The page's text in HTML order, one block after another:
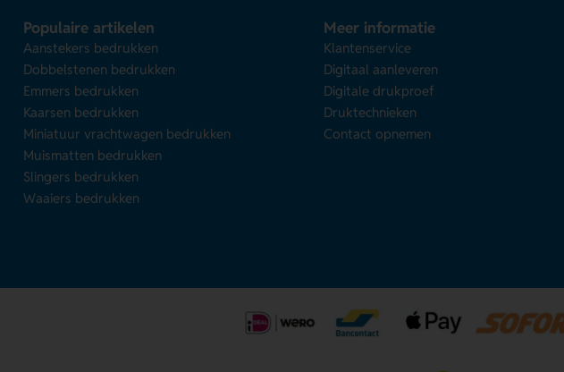
Populaire artikelen
Aanstekers bedrukken
Dobbelstenen bedrukken
Emmers bedrukken
Kaarsen bedrukken
Miniatuur vrachtwagen bedrukken
Muismatten bedrukken
Slingers bedrukken
Waaiers bedrukken
Meer informatie
Klantenservice
Digitaal aanleveren
Digitale drukproef
Druktechnieken
Contact opnemen